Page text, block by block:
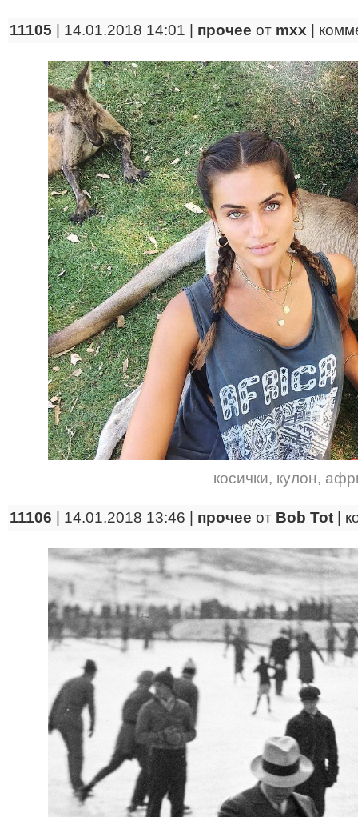
11105 | 14.01.2018 14:01 | прочее от mxx
косички, кулон,
11106 | 14.01.2018 13:46 | прочее от Bob Tot